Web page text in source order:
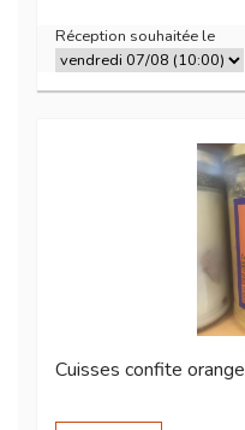
Réception souhaitée le
Cuisses confite orange